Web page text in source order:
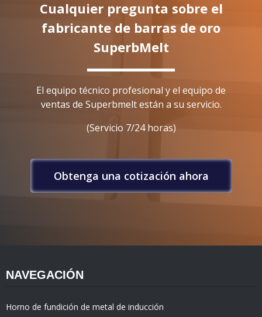
Cualquier pregunta sobre el
fabricante de barras de oro
SuperbMelt
El equipo técnico profesional y el equipo de
ventas de Superbmelt están a su servicio.
(Servicio 7/24 horas)
Obtenga una cotización ahora
NAVEGACIÓN
Horno de fundición de metal de inducción